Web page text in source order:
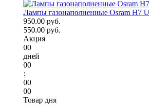
Лампы газонаполненные Osram H7
950.00 руб.
550.00 руб.
Акция
00
дней
00
:
00
00
Товар дня